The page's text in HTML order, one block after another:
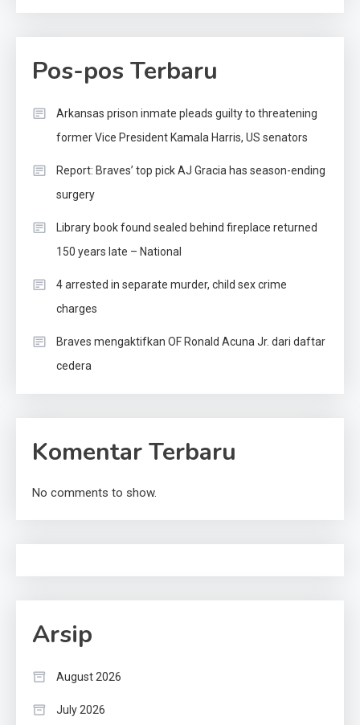
Pos-pos Terbaru
Arkansas prison inmate pleads guilty to threatening
former Vice President Kamala Harris, US senators
Report: Braves’ top pick AJ Gracia has season-ending
surgery
Library book found sealed behind fireplace returned
150 years late – National
4 arrested in separate murder, child sex crime
charges
Braves mengaktifkan OF Ronald Acuna Jr. dari daftar
cedera
Komentar Terbaru
No comments to show.
Arsip
August 2026
July 2026